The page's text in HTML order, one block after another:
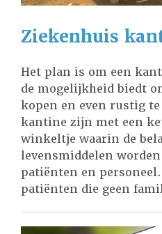
Ziekenhuis
Het plan is om een
de mogelijkheid biedt
kopen en even rustig
kantine zijn met een
winkeltje waarin de
levensmiddelen
patiënten en
patiënten die geen